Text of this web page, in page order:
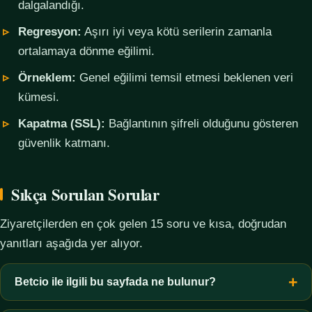
dalgalandığı.
Regresyon: Aşırı iyi veya kötü serilerin zamanla
ortalamaya dönme eğilimi.
Örneklem: Genel eğilimi temsil etmesi beklenen veri
kümesi.
Kapatma (SSL): Bağlantının şifreli olduğunu gösteren
güvenlik katmanı.
Sıkça Sorulan Sorular
Ziyaretçilerden en çok gelen 15 soru ve kısa, doğrudan
yanıtları aşağıda yer alıyor.
Betcio ile ilgili bu sayfada ne bulunur?
Bu sayfada yalnızca kavramsal bilgi, terim açıklamaları, veri